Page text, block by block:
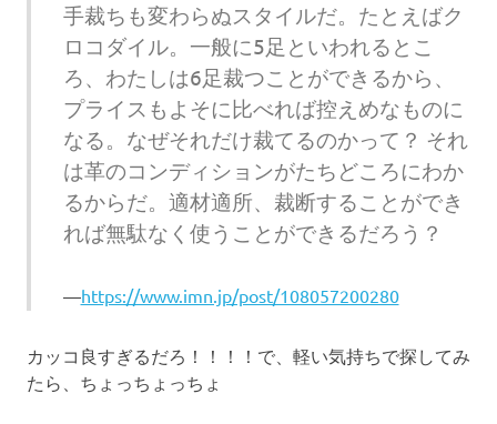
手裁ちも変わらぬスタイルだ。たとえばク
ロコダイル。一般に5足といわれるとこ
ろ、わたしは6足裁つことができるから、
プライスもよそに比べれば控えめなものに
なる。なぜそれだけ裁てるのかって？ それ
は革のコンディションがたちどころにわか
るからだ。適材適所、裁断することができ
れば無駄なく使うことができるだろう？
https://www.imn.jp/post/108057200280
カッコ良すぎるだろ！！！！で、軽い気持ちで探してみ
たら、ちょっちょっちょ